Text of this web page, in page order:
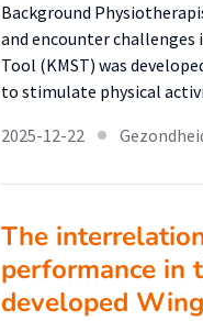
Background
and encounter
Tool (KMST) was
to stimulate physical
2025-12-22
The
performance in
developed